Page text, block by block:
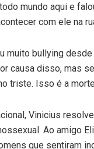
mundo aqui e
com ele na
muito bullying
causa disso, mas
triste. Isso é a
Vinicius
Ao amigo
que sentiram